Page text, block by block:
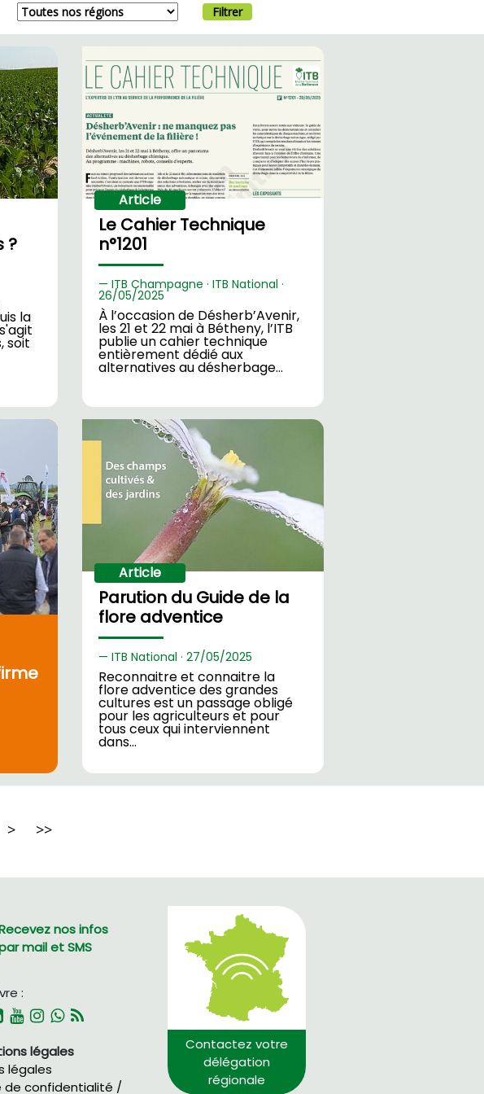
Filtrer
?
la
soit
Article
Le Cahier Technique
n°1201
ITB Champagne · ITB National ·
26/05/2025
À l’occasion de Désherb’Avenir,
les 21 et 22 mai à Bétheny, l’ITB
publie un cahier technique
entièrement dédié aux
alternatives au désherbage…
Article
Parution du Guide de la
flore adventice
ITB National ·27/05/2025
Reconnaitre et connaitre la
flore adventice des grandes
cultures est un passage obligé
pour les agriculteurs et pour
tous ceux qui interviennent
dans…
> >>
Contactez votre
délégation
régionale
nos infos
mail et SMS
:
légales
légales
de confidentialité /